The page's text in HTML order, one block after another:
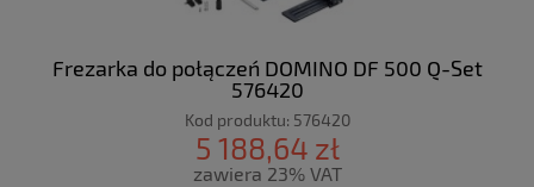
Frezarka do połączeń DOMINO DF 500 Q-Set
576420
Kod produktu: 576420
5 188,64 zł
zawiera 23% VAT